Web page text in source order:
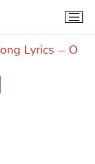
Lyrics – O